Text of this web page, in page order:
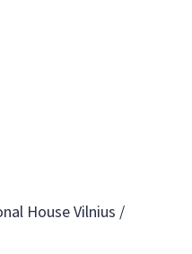
House Vilnius /